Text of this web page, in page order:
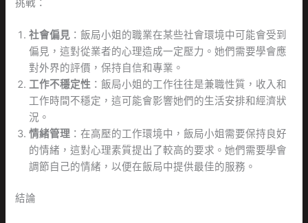
挑戰：
社會偏見 ：飯局小姐的職業在某些社會環境中可能會受到
偏見，這對從業者的心理造成一定壓力。她們需要學會應
對外界的評價，保持自信和專業。
工作不穩定性 ：飯局小姐的工作往往是兼職性質，收入和
工作時間不穩定，這可能會影響她們的生活安排和經濟狀
況。
情緒管理 ：在高壓的工作環境中，飯局小姐需要保持良好
的情緒，這對心理素質提出了較高的要求。她們需要學會
調節自己的情緒，以便在飯局中提供最佳的服務。
結論